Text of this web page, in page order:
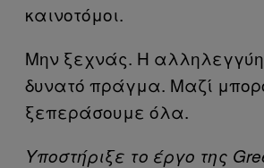
καινοτόμοι.
Μην ξεχνάς. Η αλληλεγγύη
δυνατό πράγμα. Μαζί
ξεπεράσουμε όλα.
Υποστήριξε το έργο της